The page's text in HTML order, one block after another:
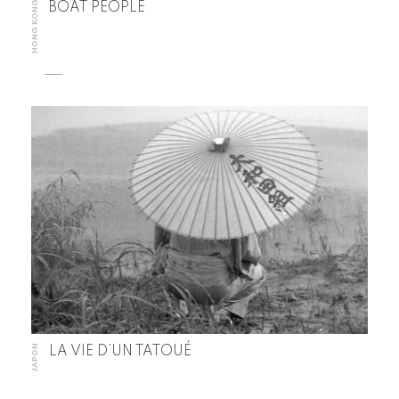
HONG KONG BOAT PEOPLE
JAPON LA VIE D’UN TATOUÉ